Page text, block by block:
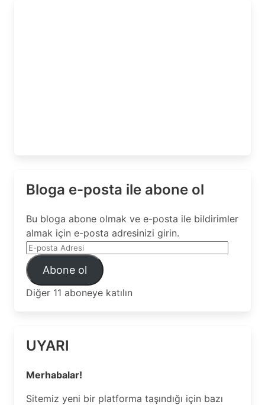
Bloga e-posta ile abone ol
Bu bloga abone olmak ve e-posta ile bildirimler
almak için e-posta adresinizi girin.
E-
posta
AdresiAbone ol
Diğer 11 aboneye katılın
UYARI
Merhabalar!
Sitemiz yeni bir platforma taşındığı için bazı